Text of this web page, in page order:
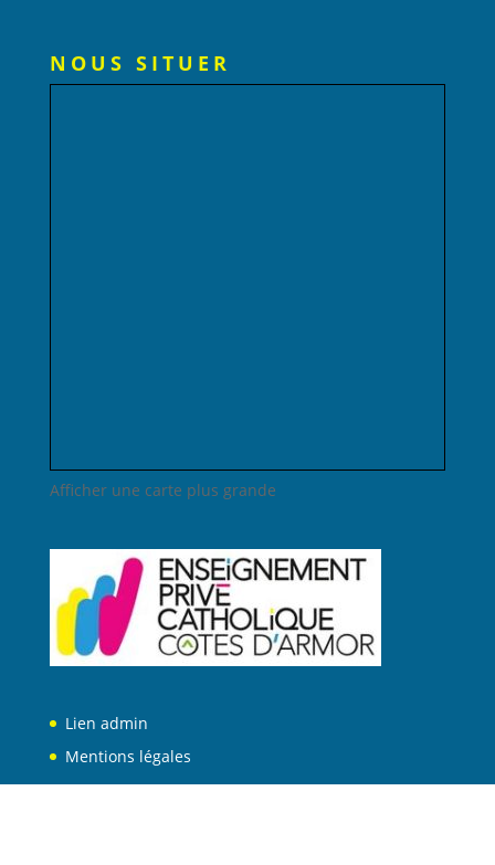
NOUS SITUER
Afficher une carte plus grande
Lien admin
Mentions légales